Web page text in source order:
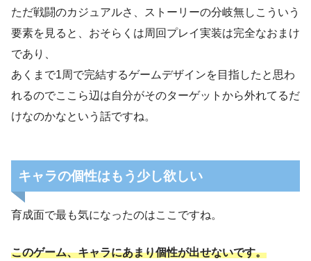
ただ戦闘のカジュアルさ、ストーリーの分岐無しこういう
要素を見ると、おそらくは周回プレイ実装は完全なおまけ
であり、
あくまで1周で完結するゲームデザインを目指したと思わ
れるのでここら辺は自分がそのターゲットから外れてるだ
けなのかなという話ですね。
キャラの個性はもう少し欲しい
育成面で最も気になったのはここですね。
このゲーム、キャラにあまり個性が出せないです。